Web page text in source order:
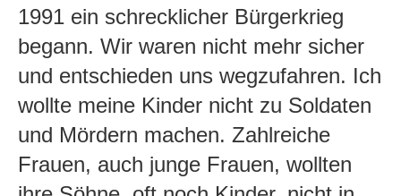
1991 ein schrecklicher Bürgerkrieg
begann. Wir waren nicht mehr sicher
und entschieden uns wegzufahren. Ich
wollte meine Kinder nicht zu Soldaten
und Mördern machen. Zahlreiche
Frauen, auch junge Frauen, wollten